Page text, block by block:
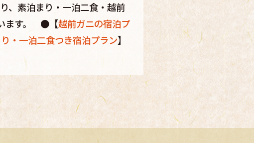
、素泊まり・一泊二食・越前
います。 ●【越前ガニの宿泊プ
・一泊二食つき宿泊プラン】